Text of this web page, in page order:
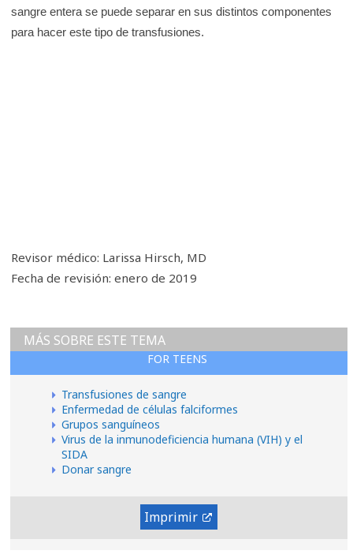
sangre entera se puede separar en sus distintos componentes
para hacer este tipo de transfusiones.
Revisor médico: Larissa Hirsch, MD
Fecha de revisión: enero de 2019
FOR TEENS
MÁS SOBRE ESTE TEMA
Transfusiones de sangre
Enfermedad de células falciformes
Grupos sanguíneos
Virus de la inmunodeficiencia humana (VIH) y el
SIDA
Donar sangre
Imprimir